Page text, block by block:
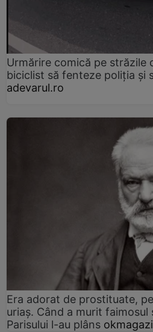
Urmărire comică pe străzile
biciclist să fenteze poliția și
adevarul.ro
Era adorat de prostituate,
uriaș. Când a murit
Parisului l-au plâns